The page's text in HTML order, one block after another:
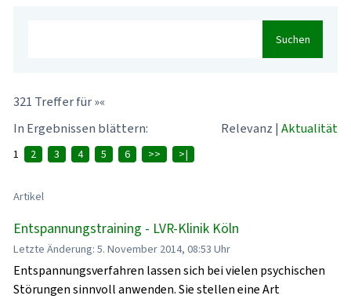
Suchen
321 Treffer für »«
In Ergebnissen blättern:
Relevanz | Aktualität
1 2 3 4 5 6 >> >|
Artikel
Entspannungstraining - LVR-Klinik Köln
Letzte Änderung: 5. November 2014, 08:53 Uhr
Entspannungsverfahren lassen sich bei vielen psychischen
Störungen sinnvoll anwenden. Sie stellen eine Art